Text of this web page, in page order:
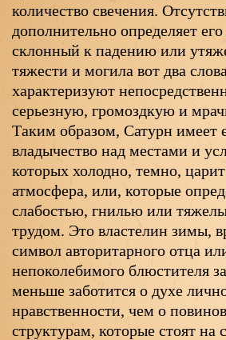
количество свечения.
дополнительно определяет
склонный к падению или
тяжести и могила вот два
характеризуют
серьезную, громоздкую и
Таким образом, Сатурн имеет
владычество над местами и
которых холодно, темно,
атмосфера, или, которые
слабостью, гнилью или
трудом. Это властелин зимы,
символ авторитарного отца
непоколебимого блюстителя
меньше заботится о духе
нравственности, чем о
структурам, которые стоят на